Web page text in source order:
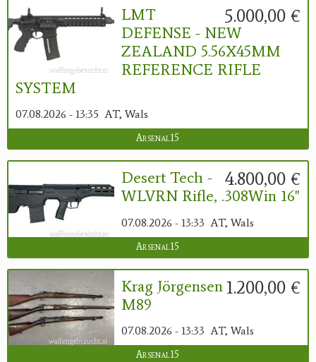
5.000,00 €
LMT
DEFENSE - NEW
ZEALAND 5.56X45MM
REFERENCE RIFLE
SYSTEM
07.08.2026 - 13:35 AT, Wals
Arsenal15
4.800,00 €
Desert Tech -
WLVRN Rifle, .308Win 16"
07.08.2026 - 13:33 AT, Wals
Arsenal15
1.200,00 €
Krag Jörgensen
M89
07.08.2026 - 13:33 AT, Wals
Arsenal15